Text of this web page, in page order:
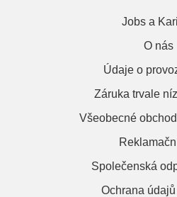
Jobs a
O nás
Údaje o
Záruka trvale
Všeobecné
Společenská
Ochrana